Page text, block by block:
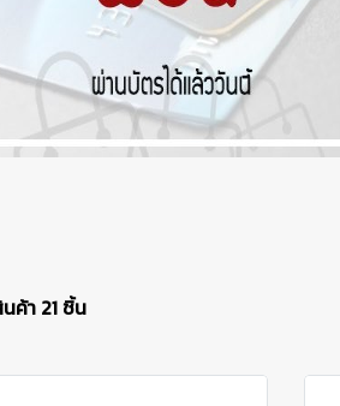
ค้า 21 ชิ้น